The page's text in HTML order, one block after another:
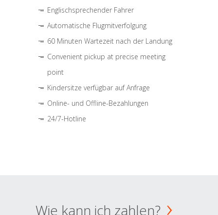
Englischsprechender Fahrer
Automatische Flugmitverfolgung
60 Minuten Wartezeit nach der Landung
Convenient pickup at precise meeting
point
Kindersitze verfügbar auf Anfrage
Online- und Offline-Bezahlungen
24/7-Hotline
Wie kann ich zahlen?